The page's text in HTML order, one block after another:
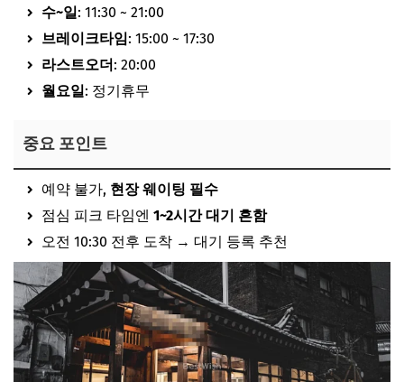
수~일: 11:30 ~ 21:00
브레이크타임: 15:00 ~ 17:30
라스트오더: 20:00
월요일: 정기휴무
중요 포인트
예약 불가, 현장 웨이팅 필수
점심 피크 타임엔 1~2시간 대기 흔함
오전 10:30 전후 도착 → 대기 등록 추천